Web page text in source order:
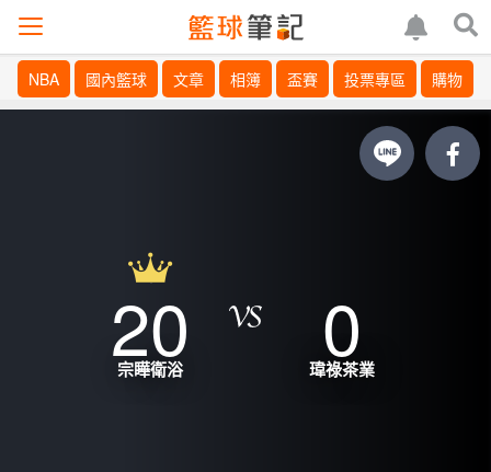
NBA 國內籃球 文章 相簿 盃賽 投票專區 購物
20
宗瞱衛浴 0
瑋祿茶業